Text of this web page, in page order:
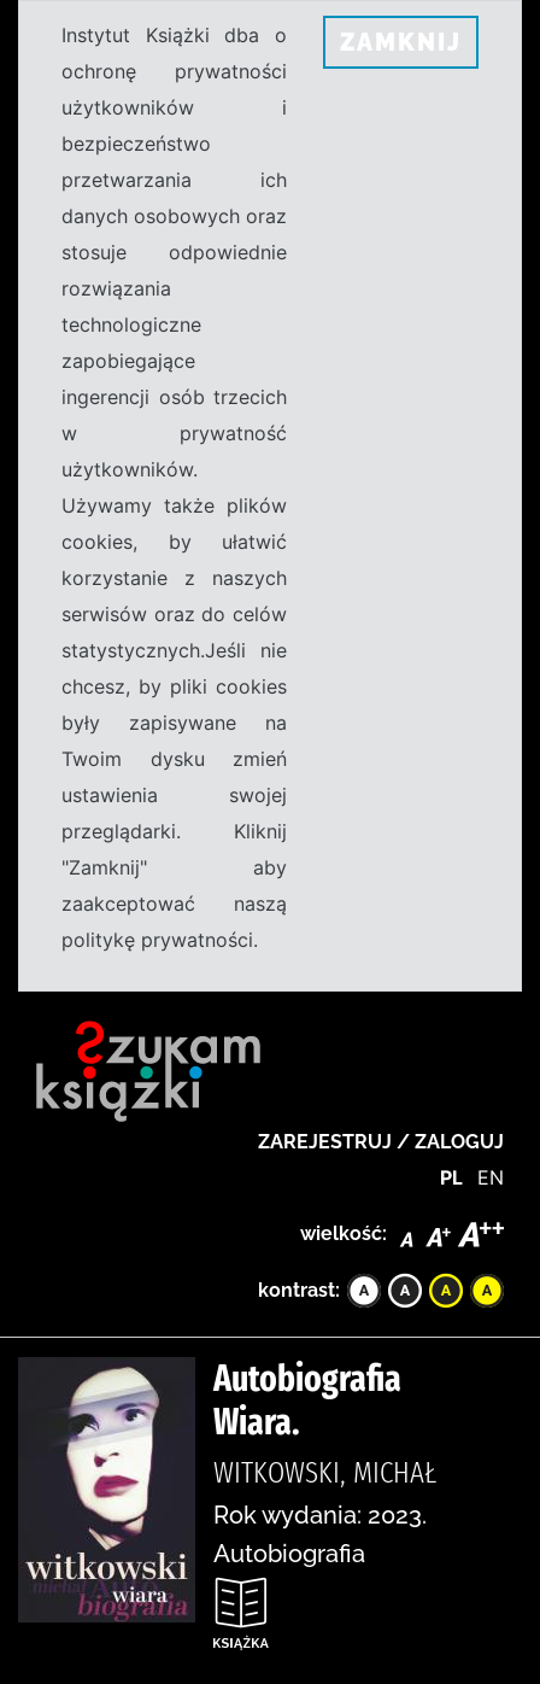
Instytut Książki dba o
ochronę prywatności
użytkowników i
bezpieczeństwo
przetwarzania ich
danych osobowych oraz
stosuje odpowiednie
rozwiązania
technologiczne
zapobiegające
ingerencji osób trzecich
w prywatność
użytkowników.
Używamy także plików
cookies, by ułatwić
korzystanie z naszych
serwisów oraz do celów
statystycznych.Jeśli nie
chcesz, by pliki cookies
były zapisywane na
Twoim dysku zmień
ustawienia swojej
przeglądarki. Kliknij
"Zamknij" aby
zaakceptować naszą
politykę prywatności.
ZAMKNIJ
ZAREJESTRUJ / ZALOGUJ
PL EN
wielkość:
kontrast:
Autobiografia
Wiara.
WITKOWSKI, MICHAŁ
Rok wydania: 2023.
Autobiografia